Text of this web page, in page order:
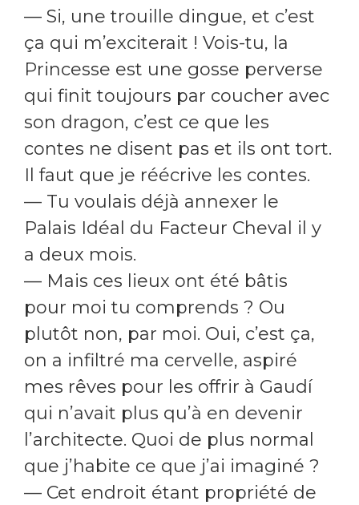
— Si, une trouille dingue, et c’est
ça qui m’exciterait ! Vois-tu, la
Princesse est une gosse perverse
qui finit toujours par coucher avec
son dragon, c’est ce que les
contes ne disent pas et ils ont tort.
Il faut que je réécrive les contes.
— Tu voulais déjà annexer le
Palais Idéal du Facteur Cheval il y
a deux mois.
— Mais ces lieux ont été bâtis
pour moi tu comprends ? Ou
plutôt non, par moi. Oui, c’est ça,
on a infiltré ma cervelle, aspiré
mes rêves pour les offrir à Gaudí
qui n’avait plus qu’à en devenir
l’architecte. Quoi de plus normal
que j’habite ce que j’ai imaginé ?
— Cet endroit étant propriété de